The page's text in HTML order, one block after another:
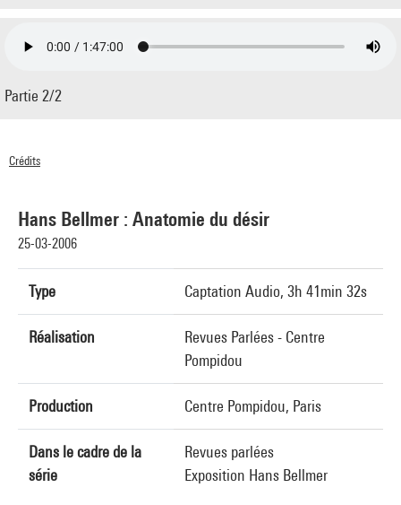
Hans Bellmer : Anatomie du désir
25-03-2006
Type Captation Audio, 3h 41min 32s
Réalisation
Revues Parlées - Centre
Pompidou
Production Centre Pompidou, Paris
Dans le cadre de la
série
Revues parlées
Exposition Hans Bellmer
Partie 2/2
Crédits